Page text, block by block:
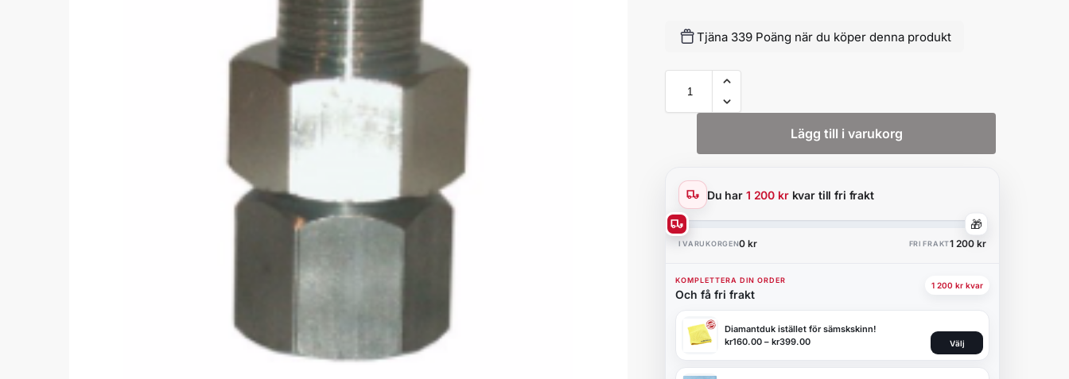
Tjäna 339 Poäng när du köper denna produkt
Lägg till i varukorg
Du har 1 200 krkvar till fri frakt
🎁
I VARUKORGEN0 kr FRI FRAKT1 200 kr
KOMPLETTERA DIN ORDER
Och få fri frakt
1 200 kr kvar
Diamantduk istället för sämskskinn!
kr160.00 – kr399.00 Välj